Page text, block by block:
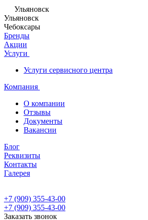
Ульяновск
Ульяновск
Чебоксары
Бренды
Акции
Услуги
Услуги сервисного центра
Компания
О компании
Отзывы
Документы
Вакансии
Блог
Реквизиты
Контакты
Галерея
+7 (909) 355-43-00
+7 (909) 355-43-00
Заказать звонок